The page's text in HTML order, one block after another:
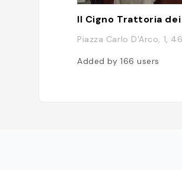
Il Cigno Trattoria
Piazza Carlo D'Arco, 1,
Added by 166users